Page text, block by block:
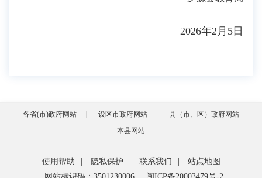
2026年2月5日
各省(市)政府网站 设区市政府网站
县（市、区）政府网站
本县网站
使用帮助 隐私保护 联系我们
站点地图